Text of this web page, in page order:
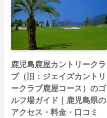
鹿児島鹿屋カントリークラ
ブ（旧：ジェイズカントリ
ークラブ鹿屋コース）のゴ
ルフ場ガイド｜鹿児島県の
アクセス・料金・口コミ